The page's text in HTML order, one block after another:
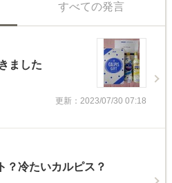
すべての発言
ました
更新：2023/07/30 07:18
？冷たいカルピス？